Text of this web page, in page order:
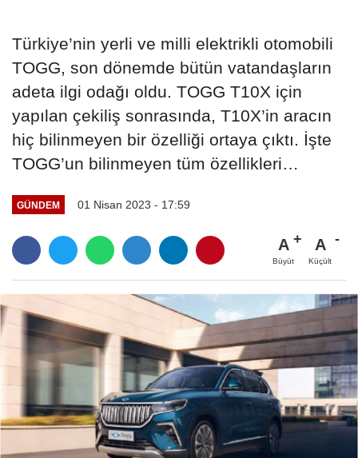
Türkiye’nin yerli ve milli elektrikli otomobili
TOGG, son dönemde bütün vatandaşların
adeta ilgi odağı oldu. TOGG T10X için
yapılan çekiliş sonrasında, T10X’in aracın
hiç bilinmeyen bir özelliği ortaya çıktı. İşte
TOGG’un bilinmeyen tüm özellikleri…
GÜNDEM 01 Nisan 2023 - 17:59
A
Büyüt
A
Küçült